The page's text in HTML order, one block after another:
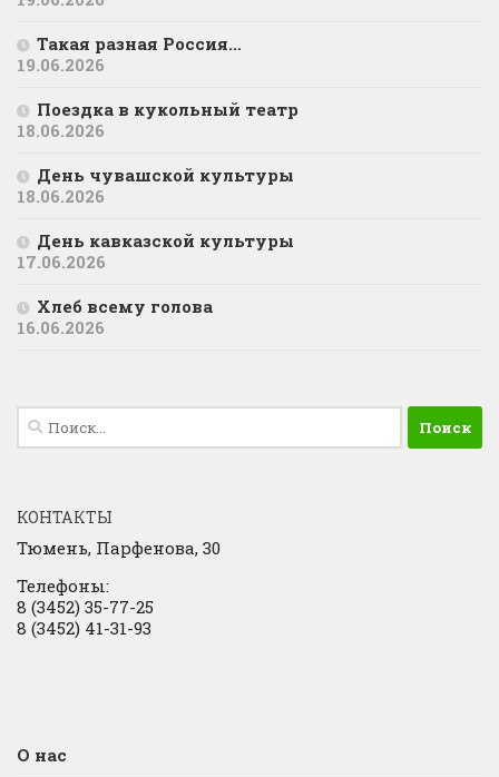
Такая разная Россия…
19.06.2026
Поездка в кукольный театр
18.06.2026
День чувашской культуры
18.06.2026
День кавказской культуры
17.06.2026
Хлеб всему голова
16.06.2026
Найти:
КОНТАКТЫ
Тюмень, Парфенова, 30
Телефоны:
8 (3452) 35-77-25
8 (3452) 41-31-93
О нас